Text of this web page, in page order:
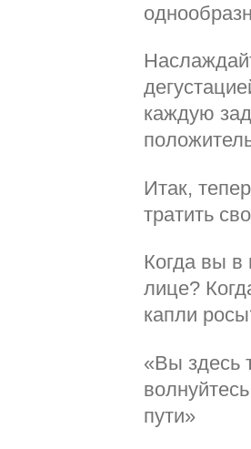
каждую
Итак,
тратить
Когда вы
лице?
капли
«Вы здесь
пути»